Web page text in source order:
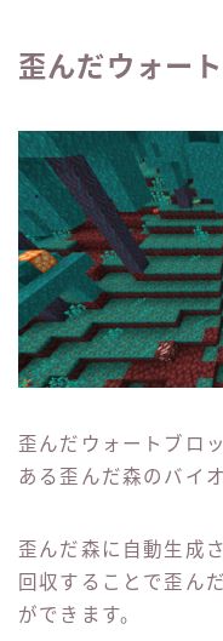
歪んだウォー
歪んだウォートブロ
ある歪んだ森のバイ
歪んだ森に自動生成
回収することで歪ん
ができます。